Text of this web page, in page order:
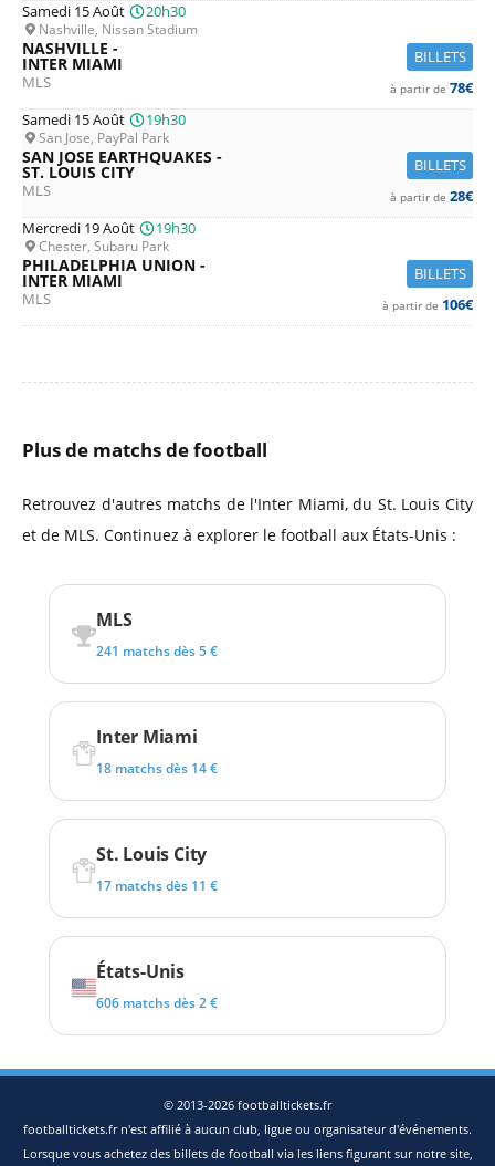
Samedi 15 Août
20h30
Nashville, Nissan Stadium
BILLETS
NASHVILLE -
INTER MIAMI
MLS à partir de 78€
Samedi 15 Août
19h30
San Jose, PayPal Park
BILLETS
SAN JOSE EARTHQUAKES -
ST. LOUIS CITY
MLS à partir de 28€
Mercredi 19 Août
19h30
Chester, Subaru Park
BILLETS
PHILADELPHIA UNION -
INTER MIAMI
MLS à partir de 106€
Plus de matchs de football
Retrouvez d'autres matchs de l'Inter Miami, du St. Louis City
et de MLS. Continuez à explorer le football aux États-Unis :
MLS
241 matchs dès 5 €
Inter Miami
18 matchs dès 14 €
St. Louis City
17 matchs dès 11 €
États-Unis
606 matchs dès 2 €
© 2013-2026 footballtickets.fr
footballtickets.fr n'est affilié à aucun club, ligue ou organisateur d'événements.
Lorsque vous achetez des billets de football via les liens figurant sur notre site,